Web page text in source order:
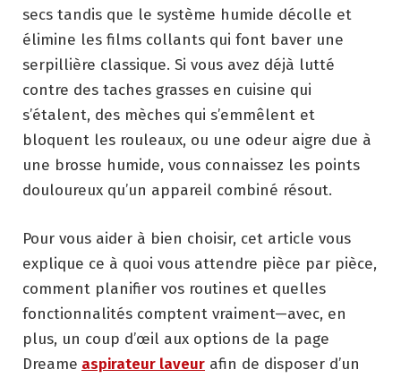
secs tandis que le système humide décolle et
élimine les films collants qui font baver une
serpillière classique. Si vous avez déjà lutté
contre des taches grasses en cuisine qui
s’étalent, des mèches qui s’emmêlent et
bloquent les rouleaux, ou une odeur aigre due à
une brosse humide, vous connaissez les points
douloureux qu’un appareil combiné résout.
Pour vous aider à bien choisir, cet article vous
explique ce à quoi vous attendre pièce par pièce,
comment planifier vos routines et quelles
fonctionnalités comptent vraiment—avec, en
plus, un coup d’œil aux options de la page
Dreame aspirateur laveur afin de disposer d’un